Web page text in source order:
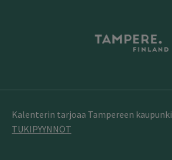
Kalenterin tarjoaa Tampereen kaupunki
TUKIPYYNNÖT